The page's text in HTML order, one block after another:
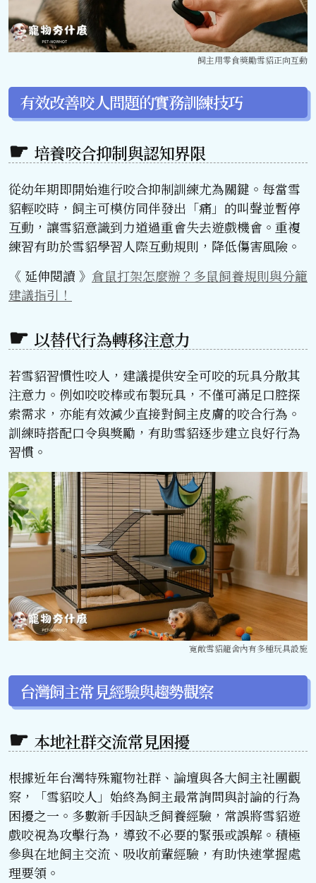
飼主用零食獎勵雪貂正向互動
有效改善咬人問題的實務訓練技巧
培養咬合抑制與認知界限
從幼年期即開始進行咬合抑制訓練尤為關鍵。每當雪
貂輕咬時，飼主可模仿同伴發出「痛」的叫聲並暫停
互動，讓雪貂意識到力道過重會失去遊戲機會。重複
練習有助於雪貂學習人際互動規則，降低傷害風險。
《 延伸閱讀 》 倉鼠打架怎麼辦？多鼠飼養規則與分籠
建議指引！
以替代行為轉移注意力
若雪貂習慣性咬人，建議提供安全可咬的玩具分散其
注意力。例如咬咬棒或布製玩具，不僅可滿足口腔探
索需求，亦能有效減少直接對飼主皮膚的咬合行為。
訓練時搭配口令與獎勵，有助雪貂逐步建立良好行為
習慣。
寬敞雪貂籠舍內有多種玩具設施
台灣飼主常見經驗與趨勢觀察
本地社群交流常見困擾
根據近年台灣特殊寵物社群、論壇與各大飼主社團觀
察，「雪貂咬人」始終為飼主最常詢問與討論的行為
困擾之一。多數新手因缺乏飼養經驗，常誤將雪貂遊
戲咬視為攻擊行為，導致不必要的緊張或誤解。積極
參與在地飼主交流、吸收前輩經驗，有助快速掌握處
理要領。